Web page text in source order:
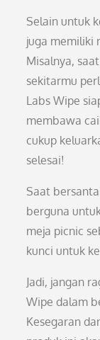
Selain untuk
juga memiliki
Misalnya,
sekitarmu
Labs Wipe
membawa
cukup
selesai!
Saat
berguna
meja picnic
kunci untuk
Jadi, jangan
Wipe dalam
Kesegaran